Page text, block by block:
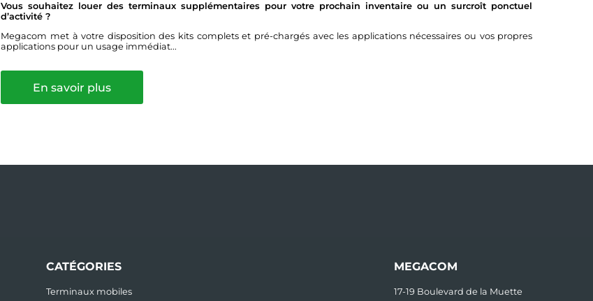
Vous souhaitez louer des terminaux supplémentaires pour votre prochain inventaire ou un surcroît ponctuel
d’activité ?
Megacom met à votre disposition des kits complets et pré-chargés avec les applications nécessaires ou vos propres
applications pour un usage immédiat...
En savoir plus
CATÉGORIES
Terminaux mobiles
MEGACOM
17-19 Boulevard de la Muette